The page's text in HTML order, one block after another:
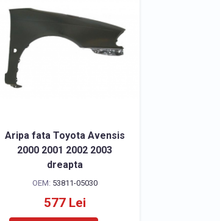
Aripa fata Toyota Avensis
2000 2001 2002 2003
dreapta
OEM: 53811-05030
577 Lei